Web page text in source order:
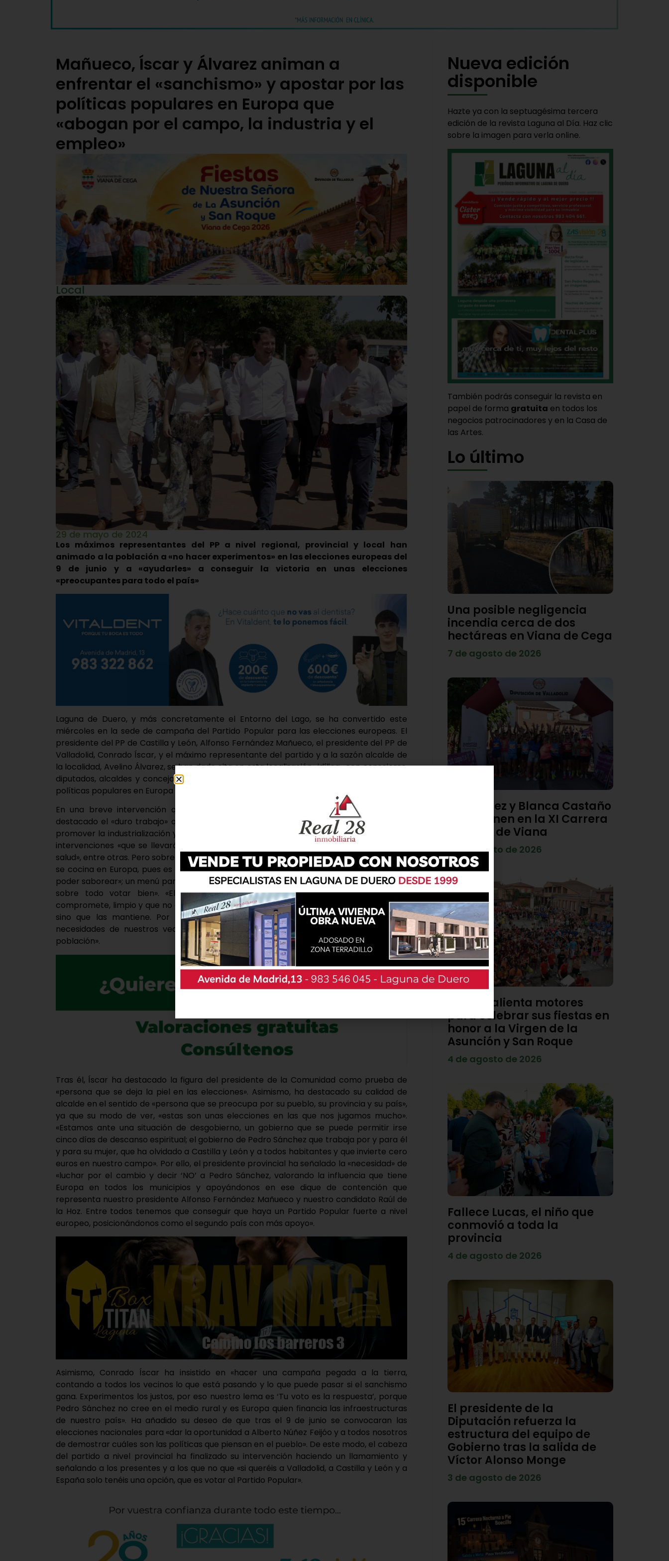
Mañueco, Íscar y Álvarez animan a
enfrentar el «sanchismo» y apostar por las
políticas populares en Europa que
«abogan por el campo, la industria y el
empleo»
Local
29 de mayo de 2024
Los máximos representantes del PP a nivel regional, provincial y local han
animado a la población a «no hacer experimentos» en las elecciones europeas del
9 de junio y a «ayudarles» a conseguir la victoria en unas elecciones
«preocupantes para todo el país»
Laguna de Duero, y más concretamente el Entorno del Lago, se ha convertido este
miércoles en la sede de campaña del Partido Popular para las elecciones europeas. El
presidente del PP de Castilla y León, Alfonso Fernández Mañueco, el presidente del PP de
Valladolid, Conrado Íscar, y el máximo representante del partido y a la sazón alcalde de
la localidad, Avelino Álvarez, se han dado cita en esta localización «idílica» con consejeros,
diputados, alcaldes y concejales y militantes del partido para promover el apoyo a las
políticas populares en Europa y así «hace frente al sanchismo y al engaño».
En una breve intervención que ha precedido al resto, el primer edil de Laguna ha
destacado el «duro trabajo» que «desde hace un año realizan en el Ayuntamiento para
promover la industrialización y modernización en el municipio», anunciando las próximas
intervenciones «que se llevarán a cabo a partir de octubre para ampliar el centro de
salud», entre otras. Pero sobre todo, Álvarez ha apuntado «la importancia que tiene lo que
se cocina en Europa, pues es algo que todos, hasta el más pequeño de los pueblo, va a
poder saborear»; un menú para el que, según ha matizado, «es imprescindible votar, pero
sobre todo votar bien». «El Partido Popular es un partido que cumple, que se
compromete, limpio y que no cambia sus palabras dependiendo de dónde se encuentre,
sino que las mantiene. Por ello, votar al PP es dar respuesta a las inquietudes y
necesidades de nuestros vecinos, de nuestros agricultores y ganaderos y a toda la
población».
Tras él, Íscar ha destacado la figura del presidente de la Comunidad como prueba de
«persona que se deja la piel en las elecciones». Asimismo, ha destacado su calidad de
alcalde en el sentido de «persona que se preocupa por su pueblo, su provincia y su país»,
ya que su modo de ver, «estas son unas elecciones en las que nos jugamos mucho».
«Estamos ante una situación de desgobierno, un gobierno que se puede permitir irse
cinco días de descanso espiritual; el gobierno de Pedro Sánchez que trabaja por y para él
y para su mujer, que ha olvidado a Castilla y León y a todos habitantes y que invierte cero
euros en nuestro campo». Por ello, el presidente provincial ha señalado la «necesidad» de
«luchar por el cambio y decir ‘NO’ a Pedro Sánchez, valorando la influencia que tiene
Europa en todos los municipios y apoyándonos en ese dique de contención que
representa nuestro presidente Alfonso Fernández Mañueco y nuestro candidato Raúl de
la Hoz. Entre todos tenemos que conseguir que haya un Partido Popular fuerte a nivel
europeo, posicionándonos como el segundo país con más apoyo».
Asimismo, Conrado Íscar ha insistido en «hacer una campaña pegada a la tierra,
contando a todos los vecinos lo que está pasando y lo que puede pasar si el sanchismo
gana. Experimentos los justos, por eso nuestro lema es ‘Tu voto es la respuesta’, porque
Pedro Sánchez no cree en el medio rural y es Europa quien financia las infraestructuras
de nuestro país». Ha añadido su deseo de que tras el 9 de junio se convocaran las
elecciones nacionales para «dar la oportunidad a Alberto Núñez Feijóo y a todos nosotros
de demostrar cuáles son las políticas que piensan en el pueblo». De este modo, el cabeza
del partido a nivel provincial ha finalizado su intervención haciendo un llamamiento y
señalando a los presentes y a los que no que «si queréis a Valladolid, a Castilla y León y a
España solo tenéis una opción, que es votar al Partido Popular».
Nueva edición
disponible
Hazte ya con la septuagésima tercera
edición de la revista Laguna al Día. Haz clic
sobre la imagen para verla online.
También podrás conseguir la revista en
papel de forma gratuita en todos los
negocios patrocinadores y en la Casa de
las Artes.
Lo último
Una posible negligencia
incendia cerca de dos
hectáreas en Viana de Cega
7 de agosto de 2026
Diego Díez y Blanca Castaño
se imponen en la XI Carrera
Popular de Viana
4 de agosto de 2026
Viana calienta motores
para celebrar sus fiestas en
honor a la Virgen de la
Asunción y San Roque
4 de agosto de 2026
Fallece Lucas, el niño que
conmovió a toda la
provincia
4 de agosto de 2026
El presidente de la
Diputación refuerza la
estructura del equipo de
Gobierno tras la salida de
Víctor Alonso Monge
3 de agosto de 2026